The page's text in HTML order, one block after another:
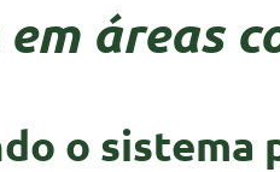
áreas
o